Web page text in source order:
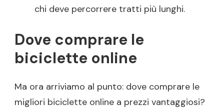
chi deve percorrere tratti più lunghi.
Dove comprare le
biciclette online
Ma ora arriviamo al punto: dove comprare le
migliori biciclette online a prezzi vantaggiosi?